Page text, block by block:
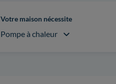
Votre maison nécessite
Pompe à chaleur